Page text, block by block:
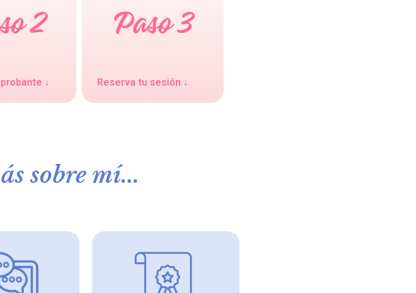
↓ Reserva tu sesión ↓
sobre mí...